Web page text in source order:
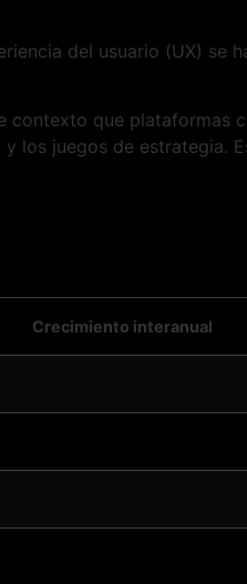
del usuario (UX) se
contexto que plataformas
y los juegos de estrategia.
Crecimiento interanual